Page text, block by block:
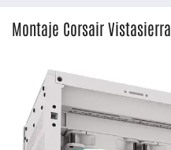
Montaje Corsair Vistasierra